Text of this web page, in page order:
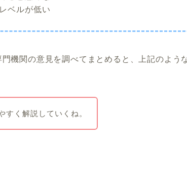
ベルが低い
機関の意見を調べてまとめると、上記のよう
すく解説していくね。